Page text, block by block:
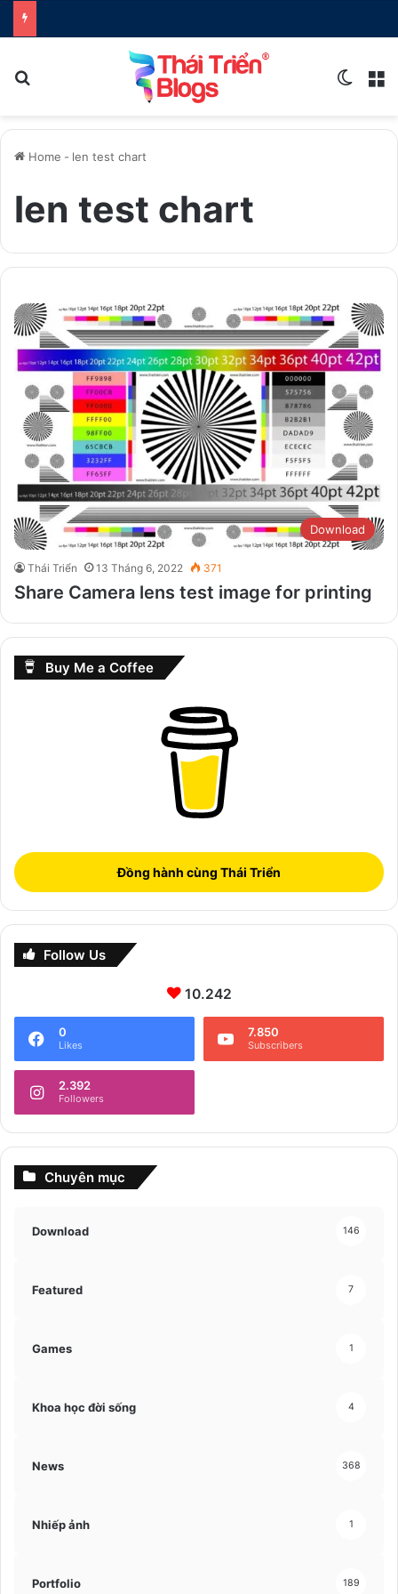
Home - len test chart
len test chart
Download
Thái Triển 13 Tháng 6, 2022 371
Share Camera lens test image for printing
Buy Me a Coffee
Đồng hành cùng Thái Triển
Follow Us
10.242
0
Likes
7.850
Subscribers
2.392
Followers
Chuyên mục
Download 146
Featured 7
Games 1
Khoa học đời sống 4
News 368
Nhiếp ảnh 1
Portfolio 189